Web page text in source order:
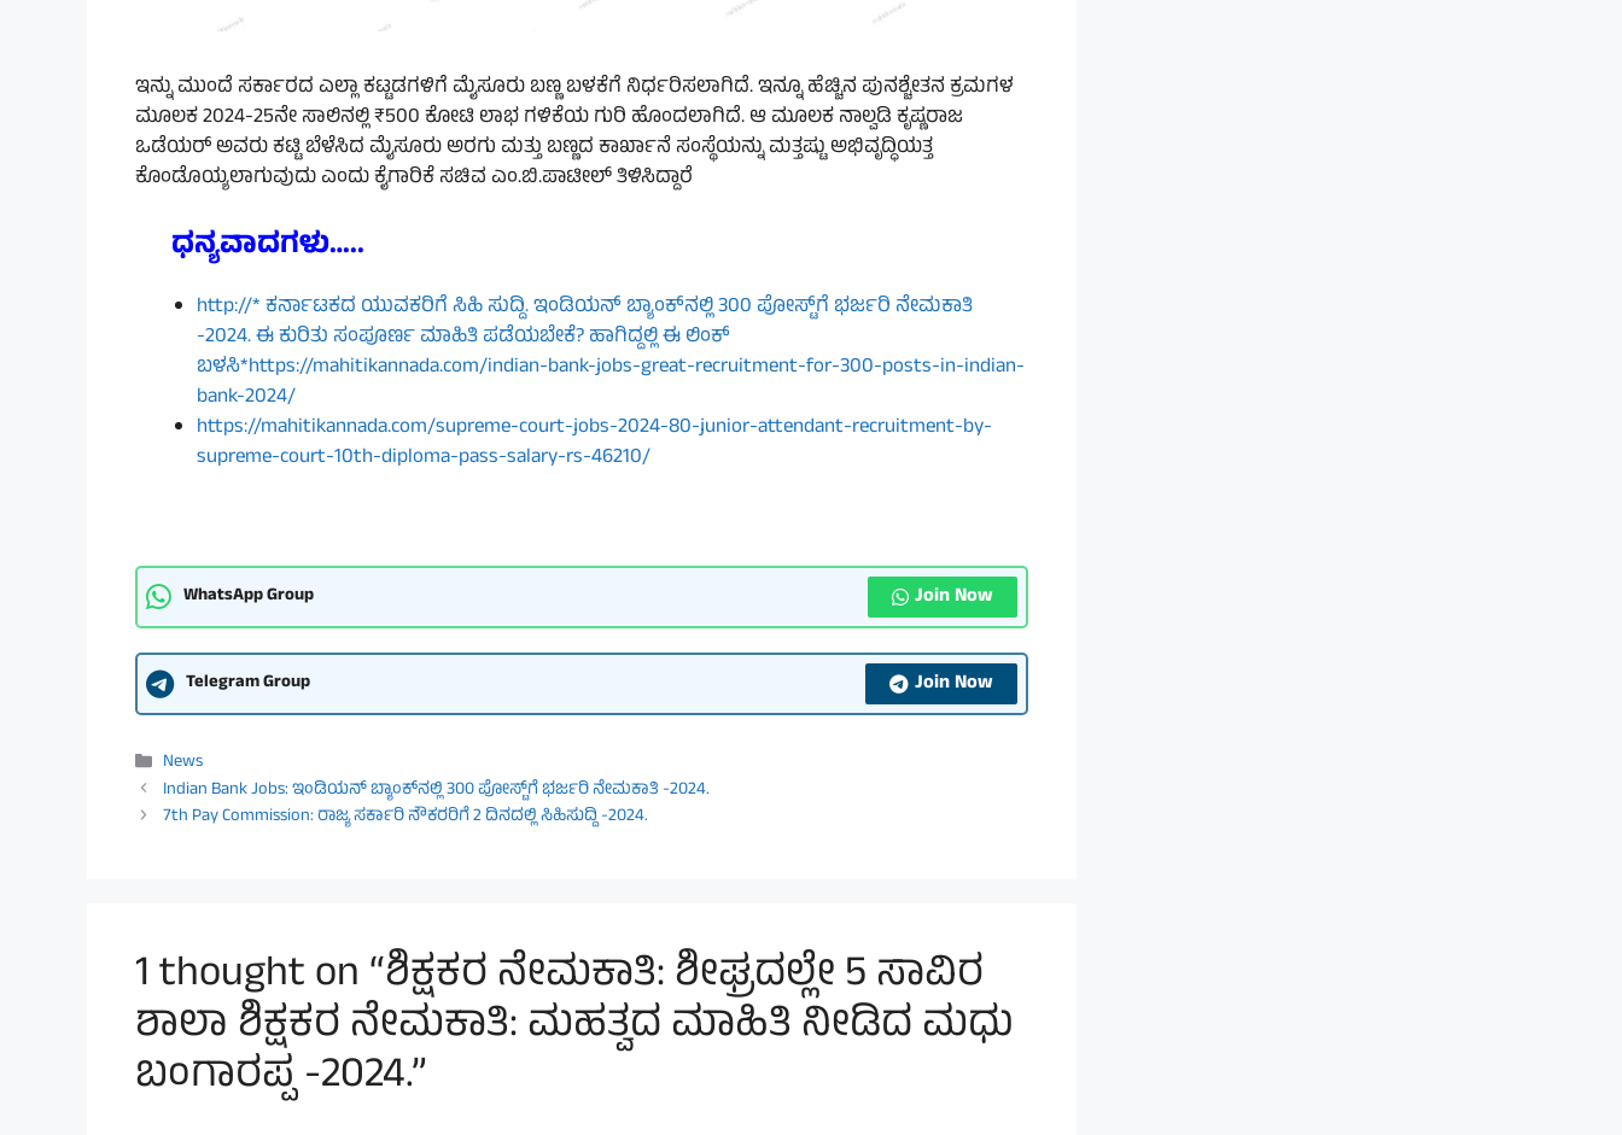
ಇನ್ನು ಮುಂದೆ ಸರ್ಕಾರದ ಎಲ್ಲಾ ಕಟ್ಟಡಗಳಿಗೆ ಮೈಸೂರು ಬಣ್ಣ ಬಳಕೆಗೆ ನಿರ್ಧರಿಸಲಾಗಿದೆ. ಇನ್ನೂ ಹೆಚ್ಚಿನ ಪುನಶ್ಚೇತನ ಕ್ರಮಗಳ
ಮೂಲಕ 2024-25ನೇ ಸಾಲಿನಲ್ಲಿ ₹500 ಕೋಟಿ ಲಾಭ ಗಳಿಕೆಯ ಗುರಿ ಹೊಂದಲಾಗಿದೆ. ಆ ಮೂಲಕ ನಾಲ್ವಡಿ ಕೃಷ್ಣರಾಜ
ಒಡೆಯರ್‌ ಅವರು ಕಟ್ಟಿ ಬೆಳೆಸಿದ ಮೈಸೂರು ಅರಗು ಮತ್ತು ಬಣ್ಣದ ಕಾರ್ಖಾನೆ ಸಂಸ್ಥೆಯನ್ನು ಮತ್ತಷ್ಟು ಅಭಿವೃದ್ಧಿಯತ್ತ
ಕೊಂಡೊಯ್ಯಲಾಗುವುದು ಎಂದು ಕೈಗಾರಿಕೆ ಸಚಿವ ಎಂ.ಬಿ.ಪಾಟೀಲ್‌ ತಿಳಿಸಿದ್ದಾರೆ
ಧನ್ಯವಾದಗಳು…..
http://* ಕರ್ನಾಟಕದ ಯುವಕರಿಗೆ ಸಿಹಿ ಸುದ್ದಿ. ಇಂಡಿಯನ್ ಬ್ಯಾಂಕ್‌ನಲ್ಲಿ 300 ಪೋಸ್ಟ್‌ಗೆ ಭರ್ಜರಿ ನೇಮಕಾತಿ
-2024. ಈ ಕುರಿತು ಸಂಪೂರ್ಣ ಮಾಹಿತಿ ಪಡೆಯಬೇಕೆ? ಹಾಗಿದ್ದಲ್ಲಿ ಈ ಲಿಂಕ್
ಬಳಸಿ*https://mahitikannada.com/indian-bank-jobs-great-recruitment-for-300-posts-in-indian-
bank-2024/
https://mahitikannada.com/supreme-court-jobs-2024-80-junior-attendant-recruitment-by-
supreme-court-10th-diploma-pass-salary-rs-46210/
WhatsApp Group Join Now
Telegram Group Join Now
Categories
News
Indian Bank Jobs: ಇಂಡಿಯನ್ ಬ್ಯಾಂಕ್‌ನಲ್ಲಿ 300 ಪೋಸ್ಟ್‌ಗೆ ಭರ್ಜರಿ ನೇಮಕಾತಿ -2024.
7th Pay Commission: ರಾಜ್ಯ ಸರ್ಕಾರಿ ನೌಕರರಿಗೆ 2 ದಿನದಲ್ಲಿ ಸಿಹಿಸುದ್ದಿ -2024.
1 thought on “ಶಿಕ್ಷಕರ ನೇಮಕಾತಿ: ಶೀಘ್ರದಲ್ಲೇ 5 ಸಾವಿರ
ಶಾಲಾ ಶಿಕ್ಷಕರ ನೇಮಕಾತಿ: ಮಹತ್ವದ ಮಾಹಿತಿ ನೀಡಿದ ಮಧು
ಬಂಗಾರಪ್ಪ -2024.”